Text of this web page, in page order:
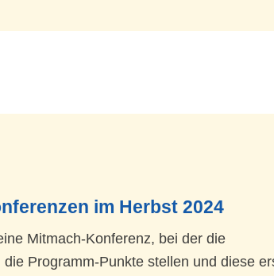
im Herbst 2024
Mitmach-Konferenz, bei der die
die Programm-Punkte stellen und diese